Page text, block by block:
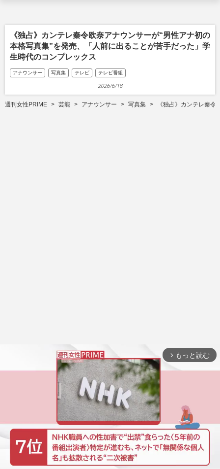
《独占》カンテレ秦令欧奈アナウンサーが“男性アナ初の
本格写真集”を発売、「人前に出ることが苦手だった」学
生時代のコンプレックス
アナウンサー 写真集 テレビ テレビ番組
2026/6/18
週刊女性PRIME 芸能 アナウンサー 写真集 《独占》カンテレ秦
arrow_forward_ios もっと読む